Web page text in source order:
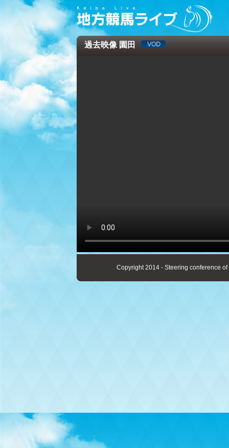
過去映像 園田
Copyright 2014 - Steering conference